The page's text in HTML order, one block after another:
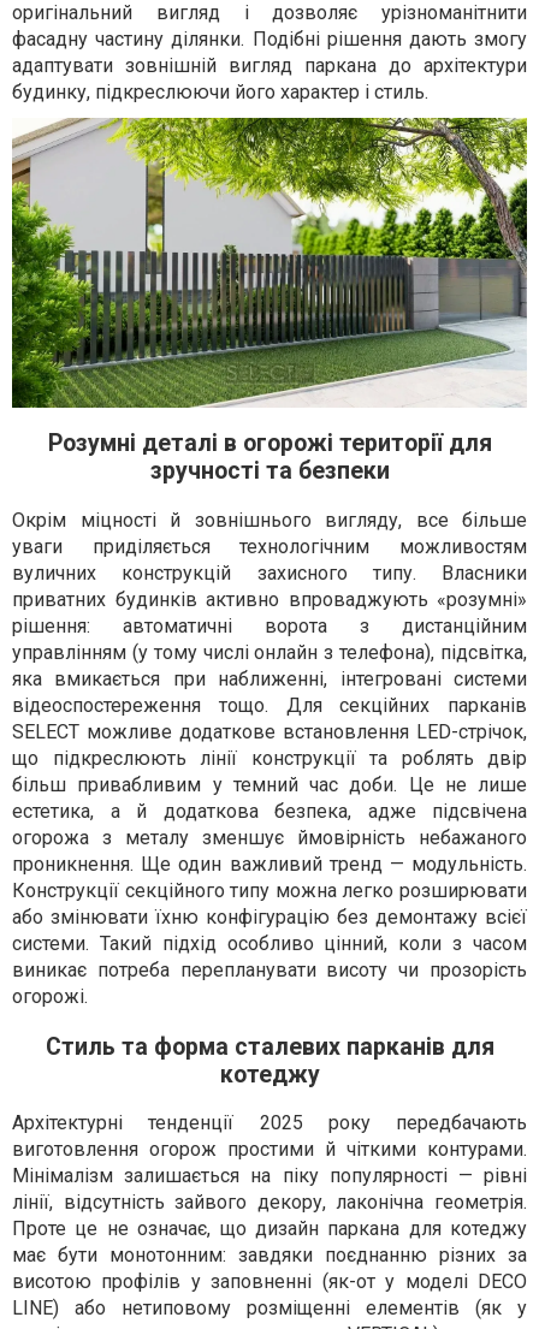
оригінальний вигляд і дозволяє урізноманітнити
фасадну частину ділянки. Подібні рішення дають змогу
адаптувати зовнішній вигляд паркана до архітектури
будинку, підкреслюючи його характер і стиль.
Розумні деталі в огорожі території для
зручності та безпеки
Окрім міцності й зовнішнього вигляду, все більше
уваги приділяється технологічним можливостям
вуличних конструкцій захисного типу. Власники
приватних будинків активно впроваджують «розумні»
рішення: автоматичні ворота з дистанційним
управлінням (у тому числі онлайн з телефона), підсвітка,
яка вмикається при наближенні, інтегровані системи
відеоспостереження тощо. Для секційних парканів
SELECT можливе додаткове встановлення LED-стрічок,
що підкреслюють лінії конструкції та роблять двір
більш привабливим у темний час доби. Це не лише
естетика, а й додаткова безпека, адже підсвічена
огорожа з металу зменшує ймовірність небажаного
проникнення. Ще один важливий тренд — модульність.
Конструкції секційного типу можна легко розширювати
або змінювати їхню конфігурацію без демонтажу всієї
системи. Такий підхід особливо цінний, коли з часом
виникає потреба перепланувати висоту чи прозорість
огорожі.
Стиль та форма сталевих парканів для
котеджу
Архітектурні тенденції 2025 року передбачають
виготовлення огорож простими й чіткими контурами.
Мінімалізм залишається на піку популярності — рівні
лінії, відсутність зайвого декору, лаконічна геометрія.
Проте це не означає, що дизайн паркана для котеджу
має бути монотонним: завдяки поєднанню різних за
висотою профілів у заповненні (як-от у моделі DECO
LINE) або нетиповому розміщенні елементів (як у